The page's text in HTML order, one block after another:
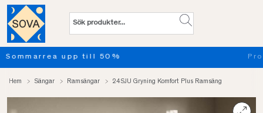
Provsov upp till 100 nätter. Läs mer
Hem Sängar Ramsängar 24SJU Gryning Komfort Plus Ramsäng